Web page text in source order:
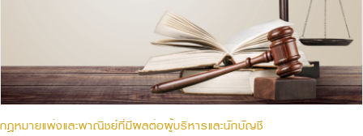
กฎหมายแพ่งและพาณิชย์ที่มีผลต่อผู้บริหารและนักบัญชี